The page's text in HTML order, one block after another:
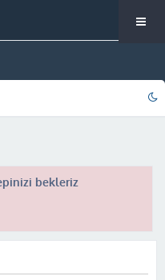
bekleriz